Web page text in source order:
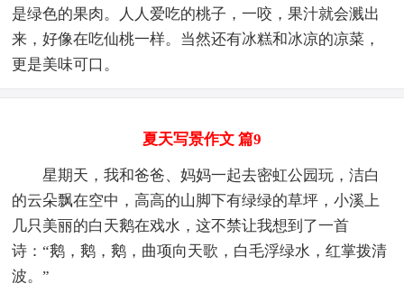
是绿色的果肉。人人爱吃的桃子，一咬，果汁就会溅出
来，好像在吃仙桃一样。当然还有冰糕和冰凉的凉菜，
更是美味可口。
夏天写景作文 篇9
星期天，我和爸爸、妈妈一起去密虹公园玩，洁白
的云朵飘在空中，高高的山脚下有绿绿的草坪，小溪上
几只美丽的白天鹅在戏水，这不禁让我想到了一首
诗：“鹅，鹅，鹅，曲项向天歌，白毛浮绿水，红掌拨清
波。”